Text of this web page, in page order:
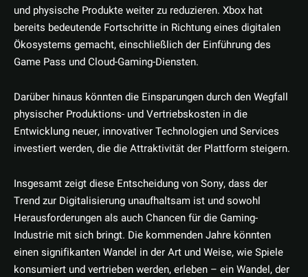
und physische Produkte weiter zu reduzieren. Xbox hat
bereits bedeutende Fortschritte in Richtung eines digitalen
Ökosystems gemacht, einschließlich der Einführung des
Game Pass und Cloud-Gaming-Diensten.
Darüber hinaus könnten die Einsparungen durch den Wegfall
physischer Produktions- und Vertriebskosten in die
Entwicklung neuer, innovativer Technologien und Services
investiert werden, die die Attraktivität der Plattform steigern.
Insgesamt zeigt diese Entscheidung von Sony, dass der
Trend zur Digitalisierung unaufhaltsam ist und sowohl
Herausforderungen als auch Chancen für die Gaming-
Industrie mit sich bringt. Die kommenden Jahre könnten
einen signifikanten Wandel in der Art und Weise, wie Spiele
konsumiert und vertrieben werden, erleben – ein Wandel, der